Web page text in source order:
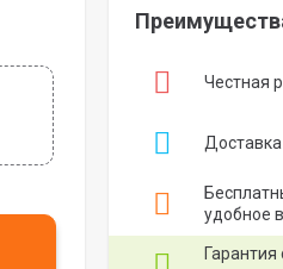
Честная
удобное
Гарантия